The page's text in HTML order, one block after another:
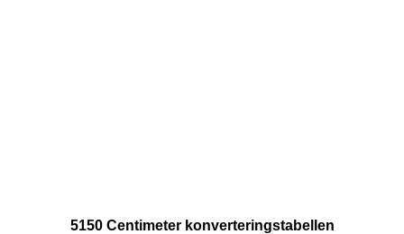
5150 Centimeter konverteringstabellen